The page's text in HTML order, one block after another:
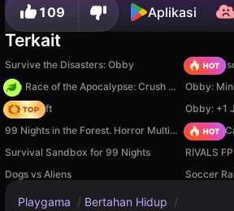
109 Aplikasi
Terkait
Survive the Disasters: Obby
Barry
The Race of the Apocalypse: Crush the Zombies!
Obby:
Trap Craft
Obby: +1
99 Nights in the Forest. Horror Multiplayer
Piece of
Survival Sandbox for 99 Nights
RIVALS
Dogs vs Aliens
Soccer
Playgama / Bertahan Hidup /